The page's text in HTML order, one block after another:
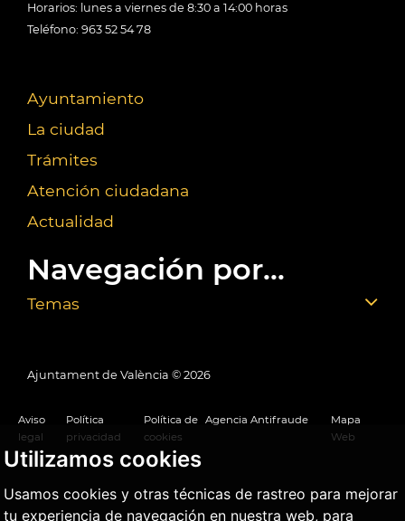
Utilizamos cookies
Usamos cookies y otras técnicas de rastreo para mejorar
tu experiencia de navegación en nuestra web, para
Horarios: lunes a viernes de 8:30 a 14:00 horas
Teléfono: 963 52 54 78
Ayuntamiento
La ciudad
Trámites
Atención ciudadana
Actualidad
Navegación por...
Temas
Ajuntament de València © 2026
Aviso
legal
Política
privacidad
Política de
cookies
Agencia Antifraude
Mapa
Web